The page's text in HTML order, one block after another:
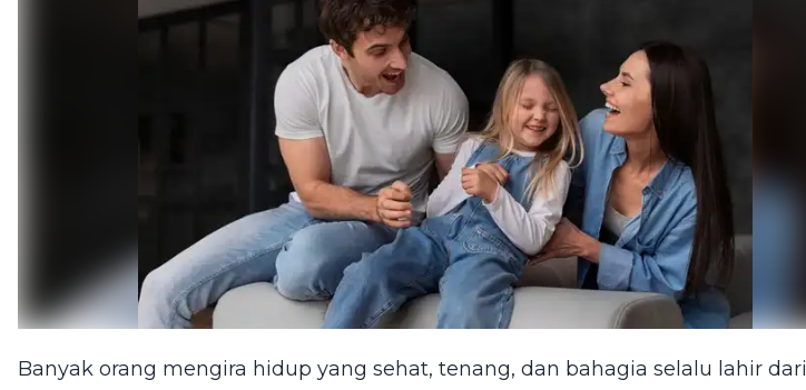
Banyak orang mengira hidup yang sehat, tenang, dan bahagia selalu lahir dari